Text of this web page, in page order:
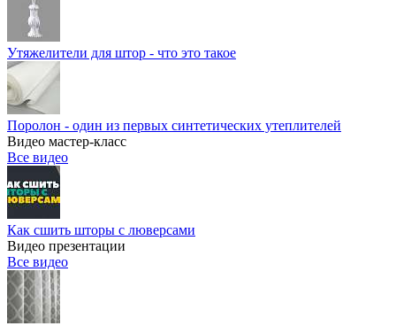
Утяжелители для штор - что это такое
Поролон - один из первых синтетических утеплителей
Видео мастер-класс
Все видео
Как сшить шторы с люверсами
Видео презентации
Все видео